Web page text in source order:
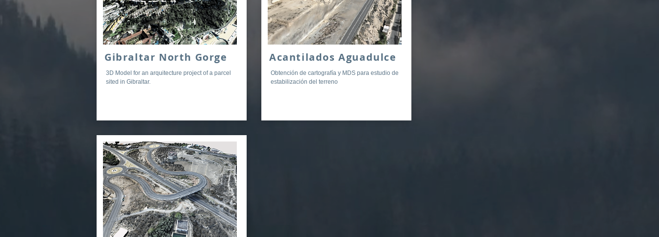
Gibraltar North Gorge
3D Model for an arquitecture project of a parcel
sited in Gibraltar.
Acantilados Aguadulce
Obtención de cartografía y MDS para estudio de
estabilización del terreno